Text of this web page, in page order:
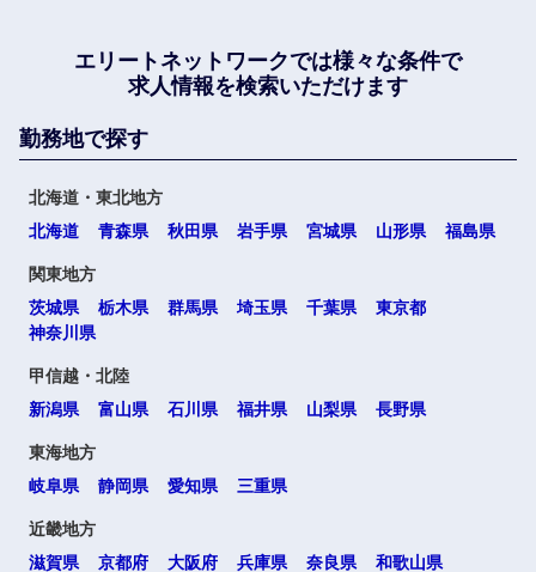
エリートネットワークでは様々な条件で
求人情報を検索いただけます
勤務地で探す
北海道・東北地方
北海道
青森県 秋田県 岩手県 宮城県 山形県 福島県
関東地方
茨城県
栃木県 群馬県 埼玉県 千葉県
東京都
神奈川県
甲信越・北陸
新潟県
富山県 石川県 福井県 山梨県 長野県
東海地方
岐阜県
静岡県 愛知県 三重県
近畿地方
滋賀県
京都府 大阪府 兵庫県 奈良県 和歌山県